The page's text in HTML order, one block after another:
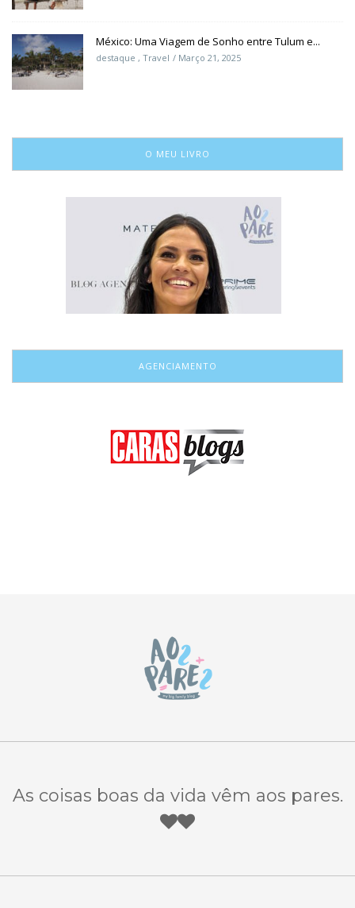
México: Uma Viagem de Sonho entre Tulum e...
destaque , Travel Março 21, 2025
O MEU LIVRO
AGENCIAMENTO
As coisas boas da vida vêm aos pares.